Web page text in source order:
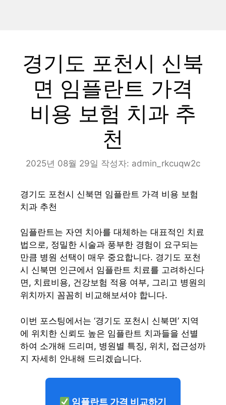
경기도 포천시 신북
면 임플란트 가격
비용 보험 치과 추
천
2025년 08월 29일 작성자: admin_rkcuqw2c
경기도 포천시 신북면 임플란트 가격 비용 보험
치과 추천
임플란트는 자연 치아를 대체하는 대표적인 치료
법으로, 정밀한 시술과 풍부한 경험이 요구되는
만큼 병원 선택이 매우 중요합니다. 경기도 포천
시 신북면 인근에서 임플란트 치료를 고려하신다
면, 치료비용, 건강보험 적용 여부, 그리고 병원의
위치까지 꼼꼼히 비교해보셔야 합니다.
이번 포스팅에서는 ‘경기도 포천시 신북면’ 지역
에 위치한 신뢰도 높은 임플란트 치과들을 선별
하여 소개해 드리며, 병원별 특징, 위치, 접근성까
지 자세히 안내해 드리겠습니다.
임플란트 가격 비교하기